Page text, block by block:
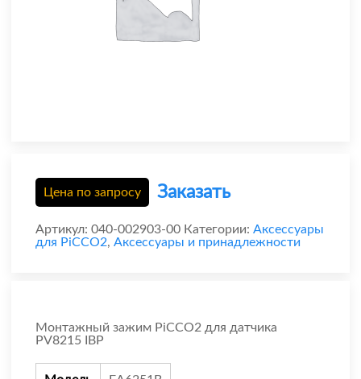
Цена по запросу Заказать
Артикул: 040-002903-00 Категории: Аксессуары
для PiCCO2, Аксессуары и принадлежности
Монтажный зажим PiCCO2 для датчика
PV8215 IBP